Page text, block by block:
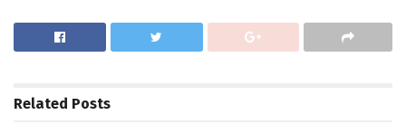
Related Posts